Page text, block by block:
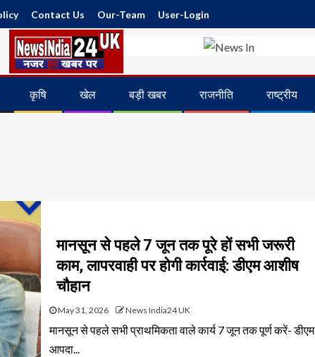
Contact Us Our-Team User-Login
कृषि खेल बड़ी खबर राजनीति राष्ट्रीय
मानसून से पहले 7 जून तक पूरे हों सभी जरूरी
काम, लापरवाही पर होगी कार्रवाई: डीएम आशीष
चौहान
May 31, 2026 News India24 UK
मानसून से पहले सभी प्राथमिकता वाले कार्य 7 जून तक पूर्ण करें- डीएम
आपदा...